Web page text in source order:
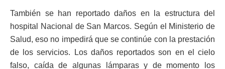
También se han reportado daños en la estructura del
hospital Nacional de San Marcos. Según el Ministerio de
Salud, eso no impedirá que se continúe con la prestación
de los servicios. Los daños reportados son en el cielo
falso, caída de algunas lámparas y de momento los